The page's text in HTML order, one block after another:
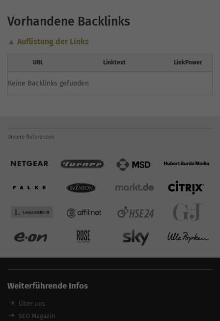
Vorhandene Backlinks
▲ Auflistung der Links
URL Linktext LinkPower
Keine Backlinks gefunden
Unsere Referenzen
Weiterführende Infos
Über uns
SEO Magazin